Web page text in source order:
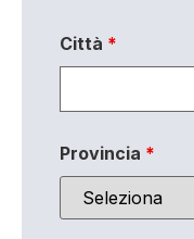
Città *
Provincia *